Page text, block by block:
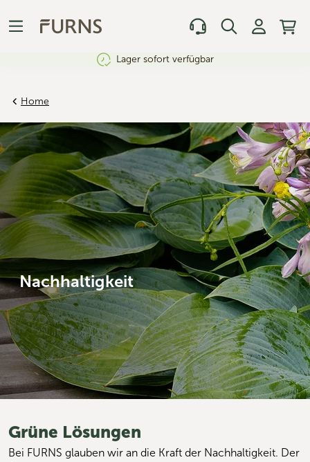
Lager sofort verfügbar
Home
Nachhaltigkeit
Grüne Lösungen
Bei FURNS glauben wir an die Kraft der Nachhaltigkeit. Der